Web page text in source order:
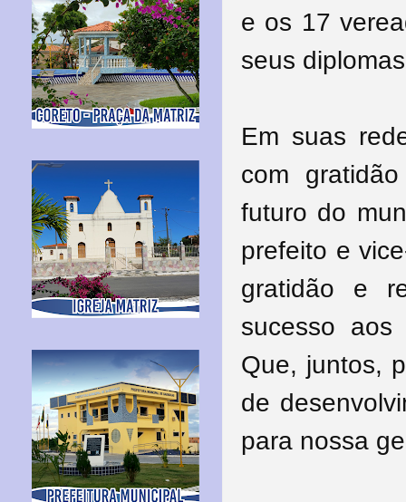
e os 17
seus
Em suas
com
futuro do
prefeito e
gratidão e
sucesso aos
Que, juntos,
de
para nossa